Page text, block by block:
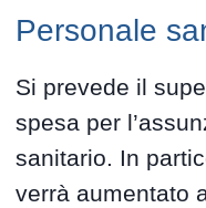
Personale
Si prevede il
spesa per
sanitario. In
verrà aumentato